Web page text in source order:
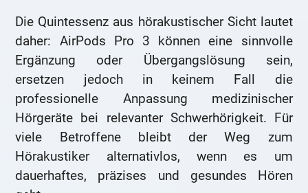
Die Quintessenz aus hörakustischer Sicht lautet
daher: AirPods Pro 3 können eine sinnvolle
Ergänzung oder Übergangslösung sein,
ersetzen jedoch in keinem Fall die
professionelle Anpassung medizinischer
Hörgeräte bei relevanter Schwerhörigkeit. Für
viele Betroffene bleibt der Weg zum
Hörakustiker alternativlos, wenn es um
dauerhaftes, präzises und gesundes Hören